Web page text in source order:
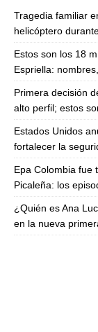
Tragedia familiar
helicóptero
Estos son los 18
Espriella:
Primera decisión
alto perfil; estos
Estados Unidos
fortalecer la
Epa Colombia fue
Picaleña: los
¿Quién es Ana
en la nueva